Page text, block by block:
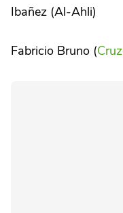
Ibañez (Al-Ahli)
Fabricio Bruno (